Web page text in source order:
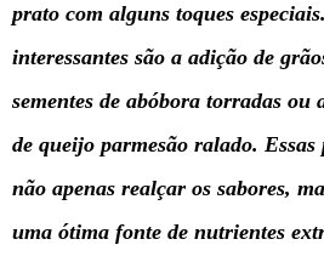
prato com alguns toques
interessantes são a adição de
sementes de abóbora torradas ou
de queijo parmesão ralado. Essas
não apenas realçar os sabores,
uma ótima fonte de nutrientes